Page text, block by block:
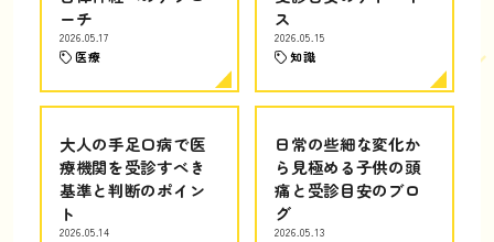
ーチ
2026.05.17
医療
ス
2026.05.15
知識
大人の手足口病で医
療機関を受診すべき
基準と判断のポイン
ト
2026.05.14
日常の些細な変化か
ら見極める子供の頭
痛と受診目安のブロ
グ
2026.05.13